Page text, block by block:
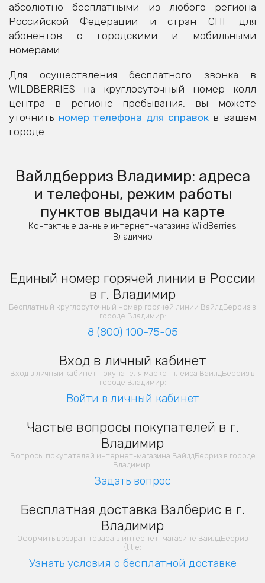
абсолютно бесплатными из любого региона
Российской Федерации и стран СНГ для
абонентов с городскими и мобильными
номерами.
Для осуществления бесплатного звонка в
WILDBERRIES на круглосуточный номер колл
центра в регионе пребывания, вы можете
уточнить номер телефона для справокв вашем
городе.
Вайлдберриз Владимир: адреса
и телефоны, режим работы
пунктов выдачи на карте
Контактные данные интернет-магазина WildBerries
Владимир
Единый номер горячей линии в России
в г. Владимир
Бесплатный круглосуточный номер горячей линии ВайлдБерриз в
городе Владимир:
8 (800) 100-75-05
Вход в личный кабинет
Вход в личный кабинет покупателя маркетплейса ВайлдБерриз в
городе Владимир:
Войти в личный кабинет
Частые вопросы покупателей в г.
Владимир
Вопросы покупателей интернет-магазина ВайлдБерриз в городе
Владимир:
Задать вопрос
Бесплатная доставка Валберис в г.
Владимир
Оформить возврат товара в интернет-магазине ВайлдБерриз
{title:
Узнать условия о бесплатной доставке